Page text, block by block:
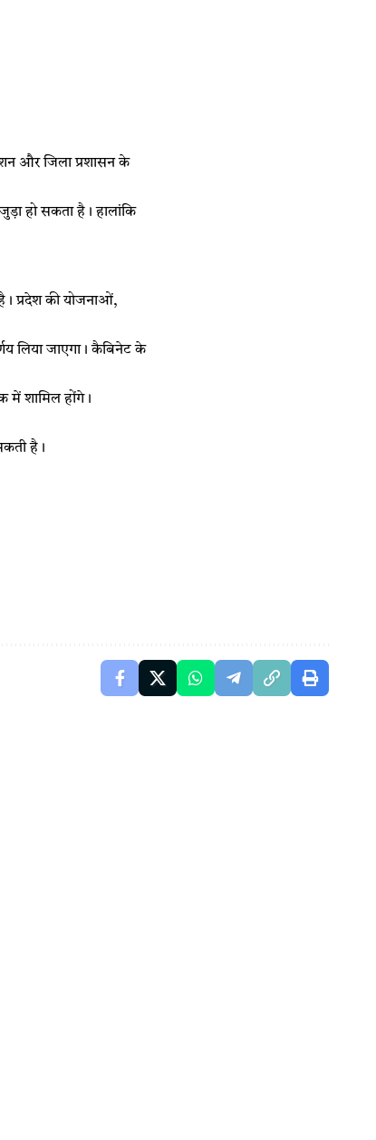
और जिला प्रशासन के
हो सकता है। हालांकि
है। प्रदेश की योजनाओं,
लिया जाएगा। कैबिनेट के
में शामिल होंगे।
है।